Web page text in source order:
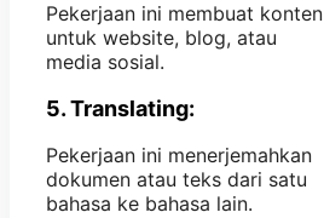
Pekerjaan ini membuat konten
untuk website, blog, atau
media sosial.
5. Translating:
Pekerjaan ini menerjemahkan
dokumen atau teks dari satu
bahasa ke bahasa lain.